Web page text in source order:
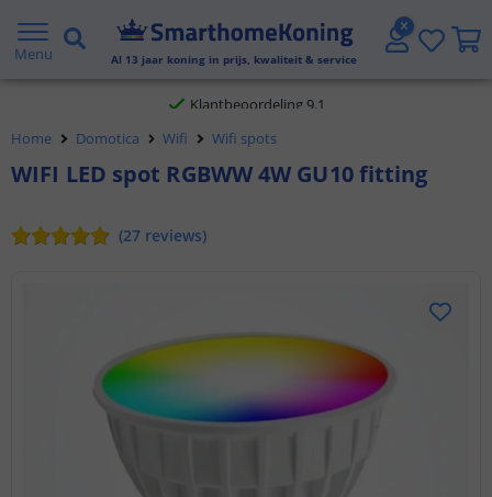
Menu Al 13 jaar koning in prijs, kwaliteit & service
Gratis verzending vanaf € 20,- NL en BE
Klantbeoordeling 9.1
Voor 23:45 uur besteld,
Home Domotica Wifi Wifi spots
WIFI LED spot RGBWW 4W GU10 fitting
(27 reviews)